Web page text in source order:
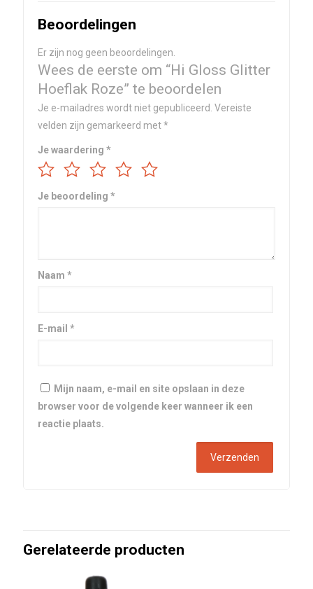
Beoordelingen
Er zijn nog geen beoordelingen.
Wees de eerste om “Hi Gloss Glitter
Hoeflak Roze” te beoordelen
Je e-mailadres wordt niet gepubliceerd. Vereiste
velden zijn gemarkeerd met*
Je waardering *
Je beoordeling *
Naam *
E-mail *
Mijn naam, e-mail en site opslaan in deze
browser voor de volgende keer wanneer ik een
reactie plaats.
Gerelateerde producten